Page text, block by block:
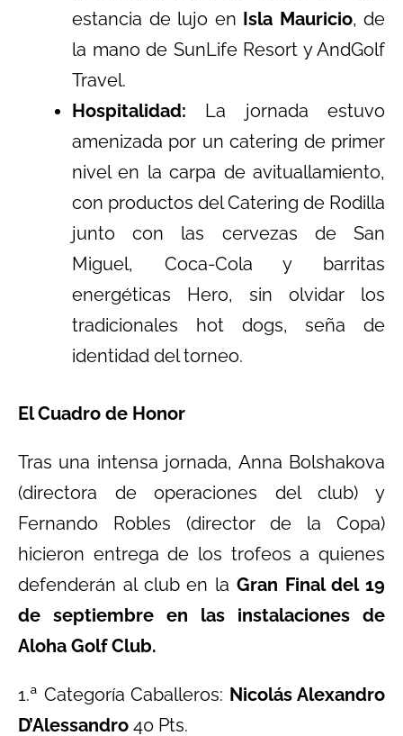
estancia de lujo en Isla Mauricio, de
la mano de SunLife Resort y AndGolf
Travel.
Hospitalidad: La jornada estuvo
amenizada por un catering de primer
nivel en la carpa de avituallamiento,
con productos del Catering de Rodilla
junto con las cervezas de San
Miguel, Coca-Cola y barritas
energéticas Hero, sin olvidar los
tradicionales hot dogs, seña de
identidad del torneo.
El Cuadro de Honor
Tras una intensa jornada, Anna Bolshakova
(directora de operaciones del club) y
Fernando Robles (director de la Copa)
hicieron entrega de los trofeos a quienes
defenderán al club en la Gran Final del 19
de septiembre en las instalaciones de
Aloha Golf Club.
1.ª Categoría Caballeros: Nicolás Alexandro
D’Alessandro 40 Pts.